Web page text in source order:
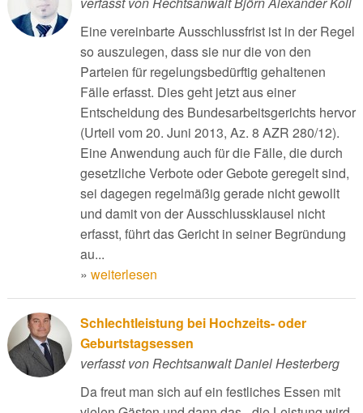
Eine vereinbarte Ausschlussfrist ist in der Regel
so auszulegen, dass sie nur die von den
Parteien für regelungsbedürftig gehaltenen
Fälle erfasst. Dies geht jetzt aus einer
Entscheidung des Bundesarbeitsgerichts hervor
(Urteil vom 20. Juni 2013, Az. 8 AZR 280/12).
Eine Anwendung auch für die Fälle, die durch
gesetzliche Verbote oder Gebote geregelt sind,
sei dagegen regelmäßig gerade nicht gewollt
und damit von der Ausschlussklausel nicht
erfasst, führt das Gericht in seiner Begründung
au...
» weiterlesen
Schlechtleistung bei Hochzeits- oder
Geburtstagsessen
verfasst von Rechtsanwalt Daniel Hesterberg
Da freut man sich auf ein festliches Essen mit